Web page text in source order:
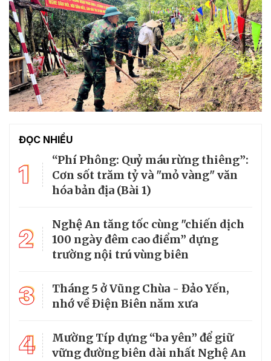
ĐỌC NHIỀU
1
“Phí Phông: Quỷ máu rừng thiêng”:
Cơn sốt trăm tỷ và "mỏ vàng" văn
hóa bản địa (Bài 1)
2
Nghệ An tăng tốc cùng "chiến dịch
100 ngày đêm cao điểm” dựng
trường nội trú vùng biên
3
Tháng 5 ở Vũng Chùa - Đảo Yến,
nhớ về Điện Biên năm xưa
4
Mường Típ dựng “ba yên” để giữ
vững đường biên dài nhất Nghệ An